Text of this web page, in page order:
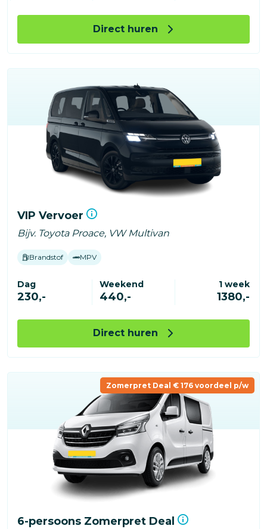
Direct huren
VIP Vervoer
Bijv. Toyota Proace, VW Multivan
Brandstof MPV
Dag
230,-
Weekend
440,-
1 week
1380,-
Direct huren
Zomerpret Deal € 176 voordeel p/w
6-persoons Zomerpret Deal